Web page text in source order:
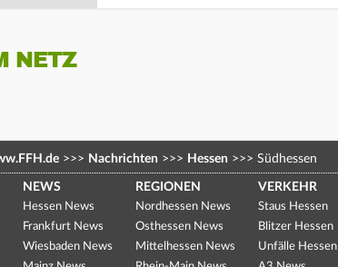
NETZ
>>> Nachrichten >>> Hessen >>> Südhessen
NEWS
Hessen News
Frankfurt News
Wiesbaden News
REGIONEN
Nordhessen News
Osthessen News
Mittelhessen News
VERKEHR
Staus Hessen
Blitzer Hessen
Unfälle Hessen